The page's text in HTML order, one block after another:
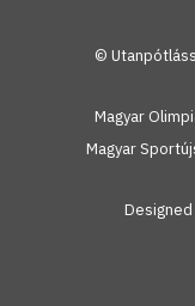
©
Magyar
Magyar